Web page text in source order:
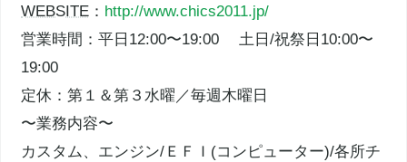
WEBSITE ： http://www.chics2011.jp/
営業時間：平日12:00〜19:00 土日/祝祭日10:00〜
19:00
定休：第１＆第３水曜／毎週木曜日
〜業務内容〜
カスタム、エンジン/ＥＦＩ(コンピューター)/各所チ